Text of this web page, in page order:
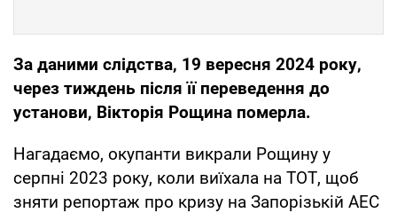
За даними слідства, 19 вересня 2024 року,
через тиждень після її переведення до
установи, Вікторія Рощина померла.
Нагадаємо, окупанти викрали Рощину у
серпні 2023 року, коли виїхала на ТОТ, щоб
зняти репортаж про кризу на Запорізькій АЕС